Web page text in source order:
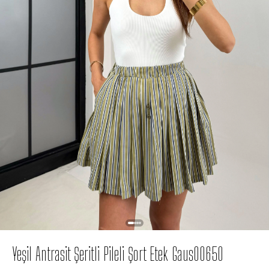
Yeşil Antrasit Şeritli Pileli Şort Etek Gaus00650